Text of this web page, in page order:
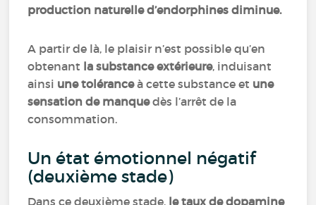
production naturelle d’endorphines diminue.
A partir de là, le plaisir n’est possible qu’en
obtenant la substance extérieure, induisant
ainsi une toléranceà cette substance et une
sensation de manquedès l’arrêt de la
consommation.
Un état émotionnel négatif
(deuxième stade)
Dans ce deuxième stade, le taux de dopamine